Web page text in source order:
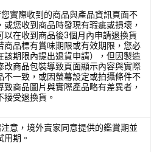
實際收到的商品與產品資訊頁面不
或您收到商品時發現有瑕疵或損壞，
以在收到商品後3個月內申請退換貨
商品標有賞味期限或有效期限，您必
該期限內提出退貨申請），但因製造
改商品包裝導致頁面顯示內容與實際
不一致，或因螢幕設定或拍攝條件不
致商品圖片與實際產品略有差異者，
接受退換貨。
意，境外賣家同意提供的鑑賞期並
用期。